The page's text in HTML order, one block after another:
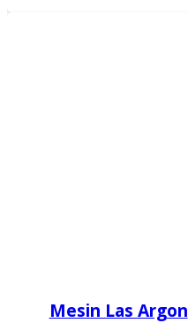
Mesin Las Argon